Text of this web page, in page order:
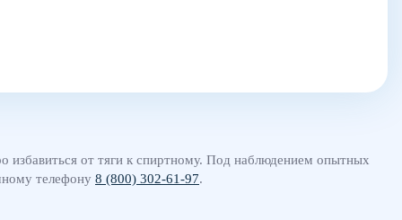
избавиться от тяги к спиртному. Под наблюдением опытных
телефону 8 (800) 302-61-97.